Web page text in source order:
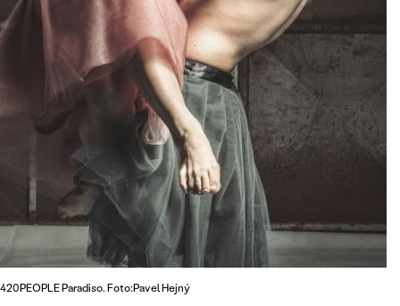
420PEOPLE Paradiso. Foto:Pavel Hejný